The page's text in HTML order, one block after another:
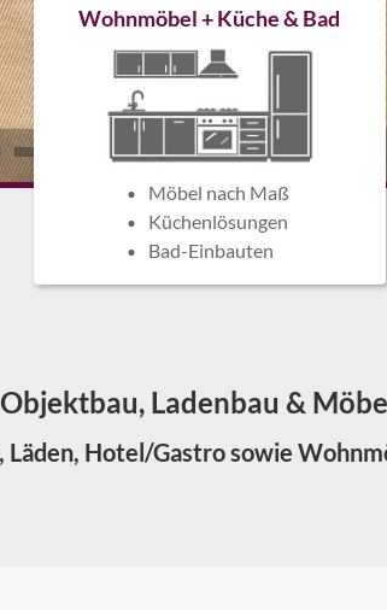
Wohnmöbel + Küche & Bad
Möbel nach Maß
Küchenlösungen
Bad-Einbauten
Ladenbau &
Hotel/Gastro sowie